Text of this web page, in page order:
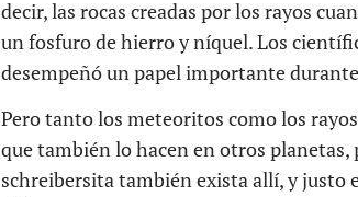
decir, las rocas creadas por los rayos
un fosfuro de hierro y níquel. Los
desempeñó un papel importante
Pero tanto los meteoritos como los
que también lo hacen en otros planetas,
schreibersita también exista allí, y justo